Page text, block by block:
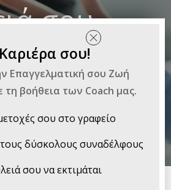
σου
| Επαγγελματική Εξέλιξη
Πολλοί άνθρωποι
σου!
Επαγγελματική σου Ζωή
τη βοήθεια των Coach μας.
σου στο γραφείο
δύσκολους συναδέλφους
σου να εκτιμάται